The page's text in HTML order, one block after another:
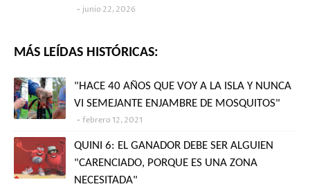
junio 22, 2026
MÁS LEÍDAS HISTÓRICAS:
"HACE 40 AÑOS QUE VOY A LA ISLA Y NUNCA
VI SEMEJANTE ENJAMBRE DE MOSQUITOS"
febrero 12, 2021
QUINI 6: EL GANADOR DEBE SER ALGUIEN
"CARENCIADO, PORQUE ES UNA ZONA
NECESITADA"